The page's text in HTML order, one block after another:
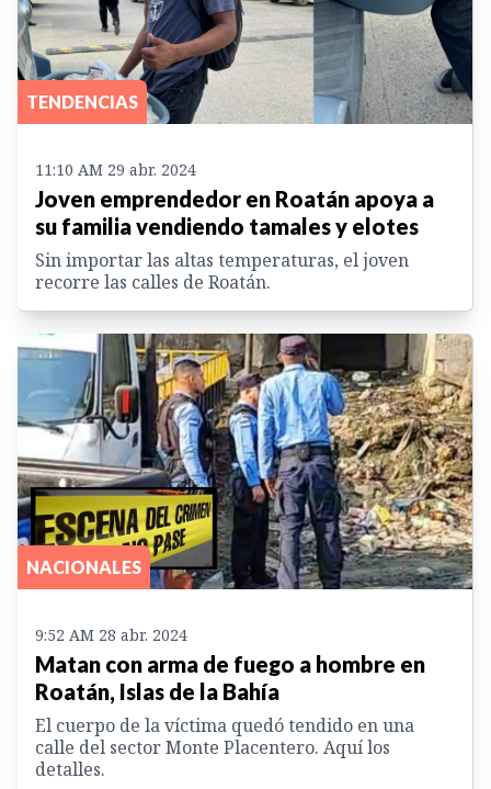
TENDENCIAS
11:10 AM 29 abr. 2024
Joven emprendedor en Roatán apoya a
su familia vendiendo tamales y elotes
Sin importar las altas temperaturas, el joven
recorre las calles de Roatán.
NACIONALES
9:52 AM 28 abr. 2024
Matan con arma de fuego a hombre en
Roatán, Islas de la Bahía
El cuerpo de la víctima quedó tendido en una
calle del sector Monte Placentero. Aquí los
detalles.